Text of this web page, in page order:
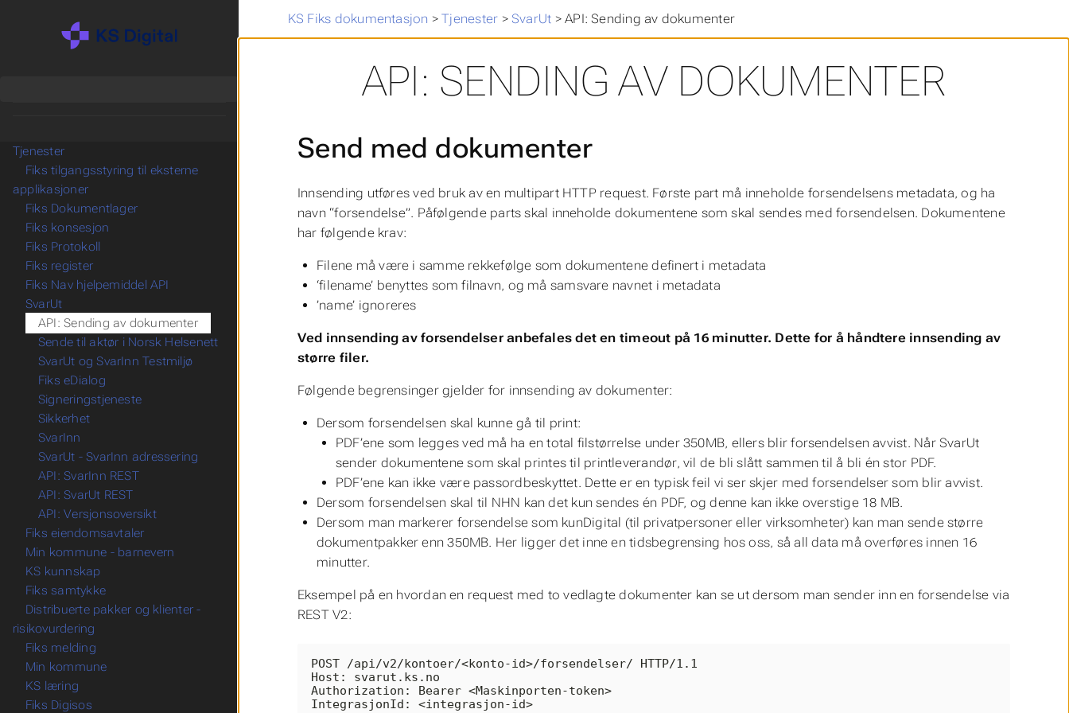
KS Fiks dokumentasjon >Tjenester > SvarUt >API: Sending av dokumenter
API: SENDING AV DOKUMENTER
Send med dokumenter
Innsending utføres ved bruk av en multipart HTTP request. Første part må inneholde forsendelsens metadata, og ha
navn “forsendelse”. Påfølgende parts skal inneholde dokumentene som skal sendes med forsendelsen. Dokumentene
har følgende krav:
Filene må være i samme rekkefølge som dokumentene definert i metadata
‘filename’ benyttes som filnavn, og må samsvare navnet i metadata
’name’ ignoreres
Ved innsending av forsendelser anbefales det en timeout på 16 minutter. Dette for å håndtere innsending av
større filer.
Følgende begrensinger gjelder for innsending av dokumenter:
Dersom forsendelsen skal kunne gå til print:
PDF’ene som legges ved må ha en total filstørrelse under 350MB, ellers blir forsendelsen avvist. Når SvarUt
sender dokumentene som skal printes til printleverandør, vil de bli slått sammen til å bli én stor PDF.
PDF’ene kan ikke være passordbeskyttet. Dette er en typisk feil vi ser skjer med forsendelser som blir avvist.
Dersom forsendelsen skal til NHN kan det kun sendes én PDF, og denne kan ikke overstige 18 MB.
Dersom man markerer forsendelse som kunDigital (til privatpersoner eller virksomheter) kan man sende større
dokumentpakker enn 350MB. Her ligger det inne en tidsbegrensing hos oss, så all data må overføres innen 16
minutter.
Eksempel på en hvordan en request med to vedlagte dokumenter kan se ut dersom man sender inn en forsendelse via
REST V2:
POST /api/v2/kontoer/<konto-id>/forsendelser/ HTTP/1.1
Host: svarut.ks.no
Authorization: Bearer <Maskinporten-token>
IntegrasjonId: <integrasjon-id>
Tjenester
Fiks tilgangsstyring til eksterne
applikasjoner
Fiks Dokumentlager
Fiks konsesjon
Fiks Protokoll
Fiks register
Fiks Nav hjelpemiddel API
SvarUt
API: Sending av dokumenter
Sende til aktør i Norsk Helsenett
SvarUt og SvarInn Testmiljø
Fiks eDialog
Signeringstjeneste
Sikkerhet
SvarInn
SvarUt - SvarInn adressering
API: SvarInn REST
API: SvarUt REST
API: Versjonsoversikt
Fiks eiendomsavtaler
Min kommune - barnevern
KS kunnskap
Fiks samtykke
Distribuerte pakker og klienter -
risikovurdering
Fiks melding
Min kommune
KS læring
Fiks Digisos